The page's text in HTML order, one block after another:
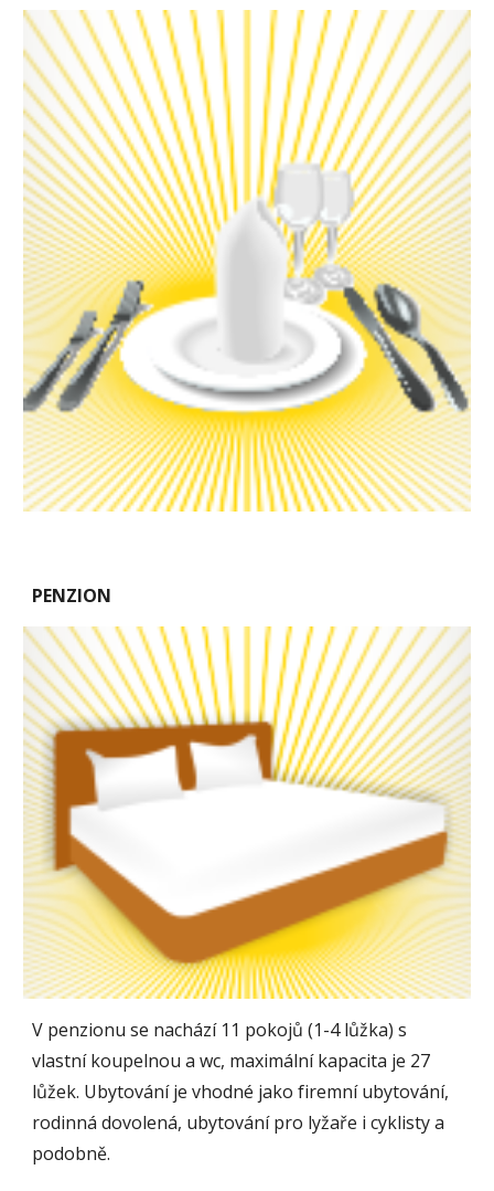
PENZION
V penzionu se nachází 11 pokojů (1-4 lůžka) s
vlastní koupelnou a wc, maximální kapacita je 27
lůžek. Ubytování je vhodné jako firemní ubytování,
rodinná dovolená, ubytování pro lyžaře i cyklisty a
podobně.